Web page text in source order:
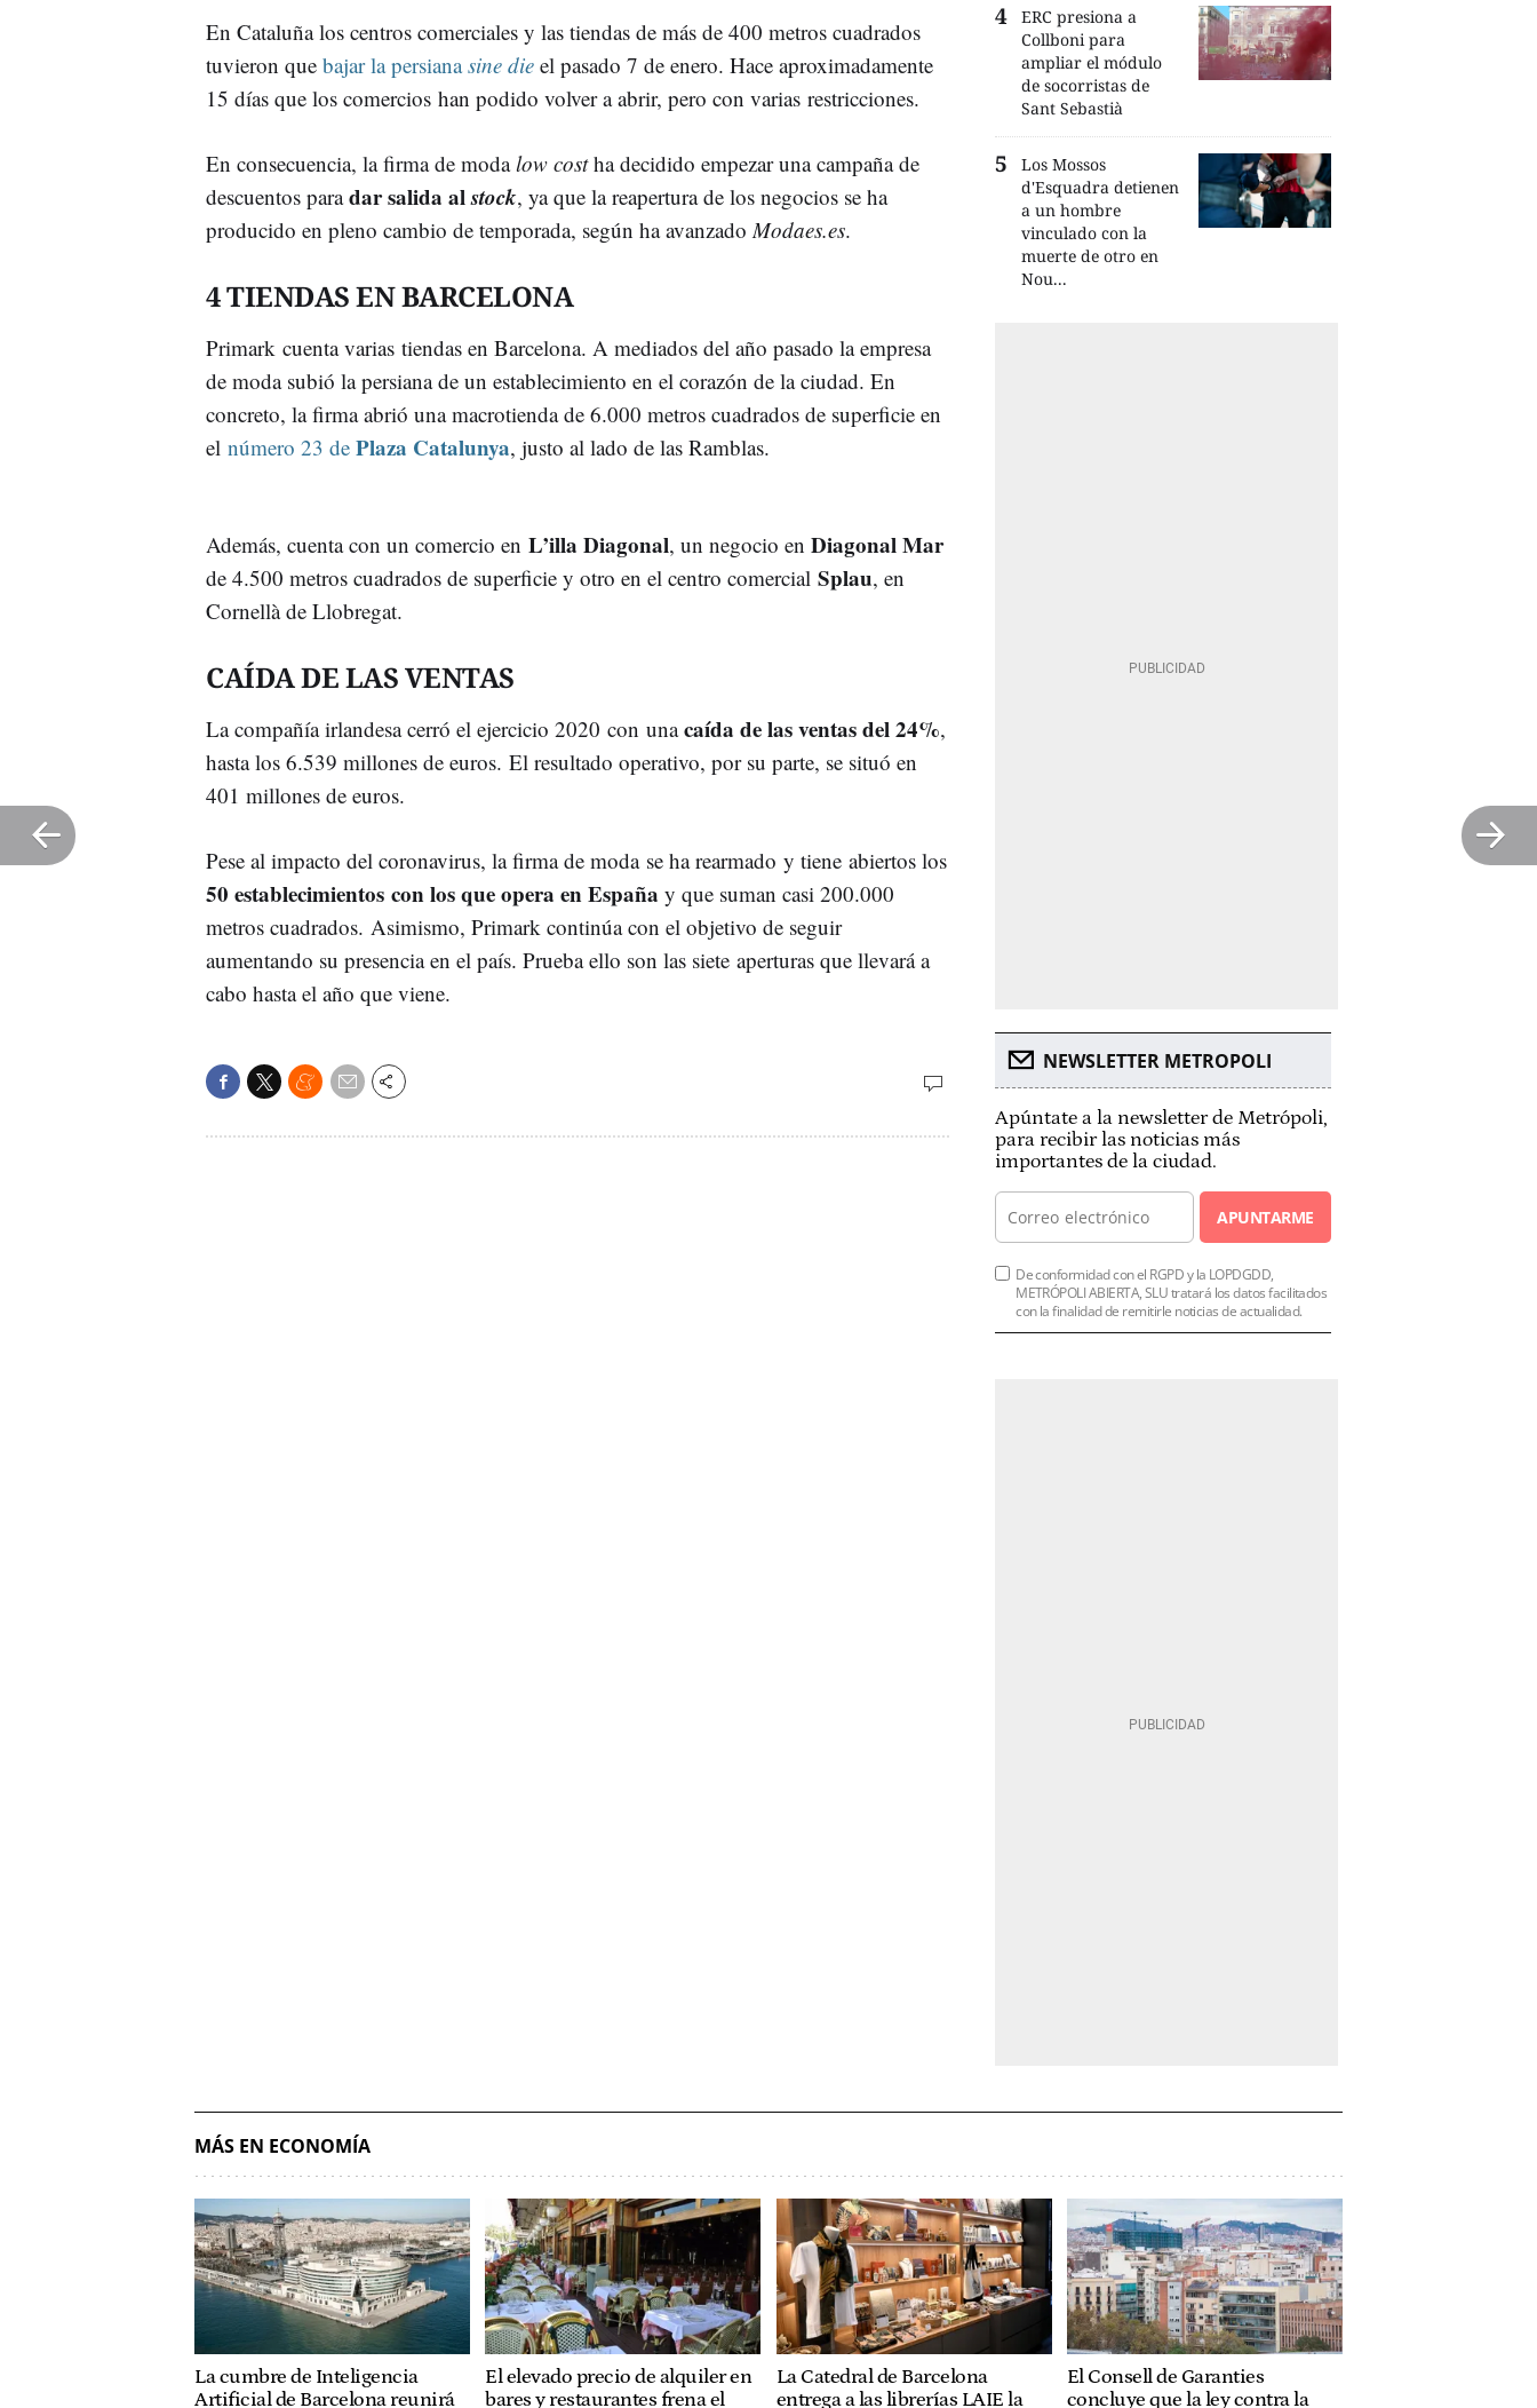
En Cataluña los centros comerciales y las tiendas de más de 400 metros cuadrados
tuvieron que bajar la persianasine die el pasado 7 de enero. Hace aproximadamente
15 días que los comercios han podido volver a abrir, pero con varias restricciones.
En consecuencia, la firma de modalow costha decidido empezar una campaña de
descuentos paradar salida alstock, ya que la reapertura de los negocios se ha
producido en pleno cambio de temporada, según ha avanzado Modaes.es.
4 TIENDAS EN BARCELONA
Primark cuenta varias tiendas en Barcelona. A mediados del año pasado la empresa
de moda subió la persiana de un establecimiento en el corazón de la ciudad. En
concreto, la firma abrió una macrotienda de 6.000 metros cuadrados de superficie en
el número 23 de Plaza Catalunya, justo al lado de las Ramblas.
Además, cuenta con un comercio en L’illa Diagonal, un negocio en Diagonal Mar
de 4.500 metros cuadrados de superficie y otro en el centro comercial Splau, en
Cornellà de Llobregat.
CAÍDA DE LAS VENTAS
La compañía irlandesa cerró el ejercicio 2020 con unacaída de las ventas del 24%,
hasta los 6.539 millones de euros. El resultado operativo, por su parte, se situó en
401 millones de euros.
Pese al impacto del coronavirus, la firma de moda se ha rearmado y tiene abiertos los
50 establecimientos con los que opera en España y que suman casi 200.000
metros cuadrados. Asimismo, Primark continúa con el objetivo de seguir
aumentando su presencia en el país. Prueba ello son las siete aperturas que llevará a
cabo hasta el año que viene.
ERC presiona a
Collboni para
ampliar el módulo
de socorristas de
Sant Sebastià
Los Mossos
d'Esquadra detienen
a un hombre
vinculado con la
muerte de otro en
Nou...
NEWSLETTER METROPOLI
Apúntate a la newsletter de Metrópoli,
para recibir las noticias más
importantes de la ciudad.
APUNTARME
De conformidad con el RGPD y la LOPDGDD,
METRÓPOLI ABIERTA, SLU tratará los datos facilitados
con la finalidad de remitirle noticias de actualidad.
MÁS EN ECONOMÍA
La cumbre de Inteligencia
Artificial de Barcelona reunirá
El elevado precio de alquiler en
bares y restaurantes frena el
La Catedral de Barcelona
entrega a las librerías LAIE la
El Consell de Garanties
concluye que la ley contra la